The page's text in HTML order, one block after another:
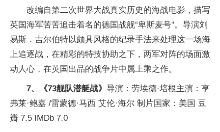
改编自第二次世界大战真实历史的海战电影，描写
英国海军苦苦追击着名的德国战舰“卑斯麦号"。导演刘
易斯．吉尔伯特以颇具风格的纪录手法来处理这一场海
上追逐战，在精彩的特技协助之下，两军对阵的场面激
动人心，在英国出品的战争片中属上乘之作。
7、《73舰队潜艇战》 导演：劳埃德·培根主演：亨
弗莱·鲍嘉 /雷蒙德·马西 艾伦·海尔 制片国家：美国 豆
瓣 7.5 IMDb 7.0